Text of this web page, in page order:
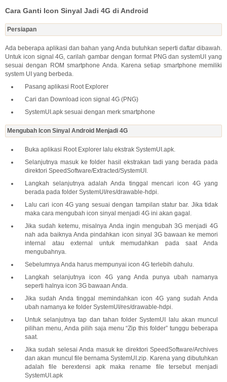
Cara Ganti Icon Sinyal Jadi 4G di Android
Persiapan
Ada beberapa aplikasi dan bahan yang Anda butuhkan seperti daftar dibawah.
Untuk icon signal 4G, carilah gambar dengan format PNG dan systemUI yang
sesuai dengan ROM smartphone Anda. Karena setiap smartphone memiliki
system UI yang berbeda.
Pasang aplikasi Root Explorer
Cari dan Download icon signal 4G (PNG)
SystemUI.apk sesuai dengan merk smartphone
Mengubah Icon Sinyal Android Menjadi 4G
Buka aplikasi Root Explorer lalu ekstrak SystemUI.apk.
Selanjutnya masuk ke folder hasil ekstrakan tadi yang berada pada
direktori SpeedSoftware/Extracted/SystemUI.
Langkah selanjutnya adalah Anda tinggal mencari icon 4G yang
berada pada folder SystemUI/res/drawable-hdpi.
Lalu cari icon 4G yang sesuai dengan tampilan statur bar. Jika tidak
maka cara mengubah icon sinyal menjadi 4G ini akan gagal.
Jika sudah ketemu, misalnya Anda ingin mengubah 3G menjadi 4G
nah ada baiknya Anda pindahkan icon sinyal 3G bawaan ke memori
internal atau external untuk memudahkan pada saat Anda
mengubahnya.
Sebelumnya Anda harus mempunyai icon 4G terlebih dahulu.
Langkah selanjutnya icon 4G yang Anda punya ubah namanya
seperti halnya icon 3G bawaan Anda.
Jika sudah Anda tinggal memindahkan icon 4G yang sudah Anda
ubah namanya ke folder SystemUI/res/drawable-hdpi.
Untuk selanjutnya tap dan tahan folder SystemUI lalu akan muncul
pilihan menu, Anda pilih saja menu “Zip this folder” tunggu beberapa
saat.
Jika sudah selesai Anda masuk ke direktori SpeedSoftware/Archives
dan akan muncul file bernama SystemUI.zip. Karena yang dibutuhkan
adalah file berextensi apk maka rename file tersebut menjadi
SystemUI.apk